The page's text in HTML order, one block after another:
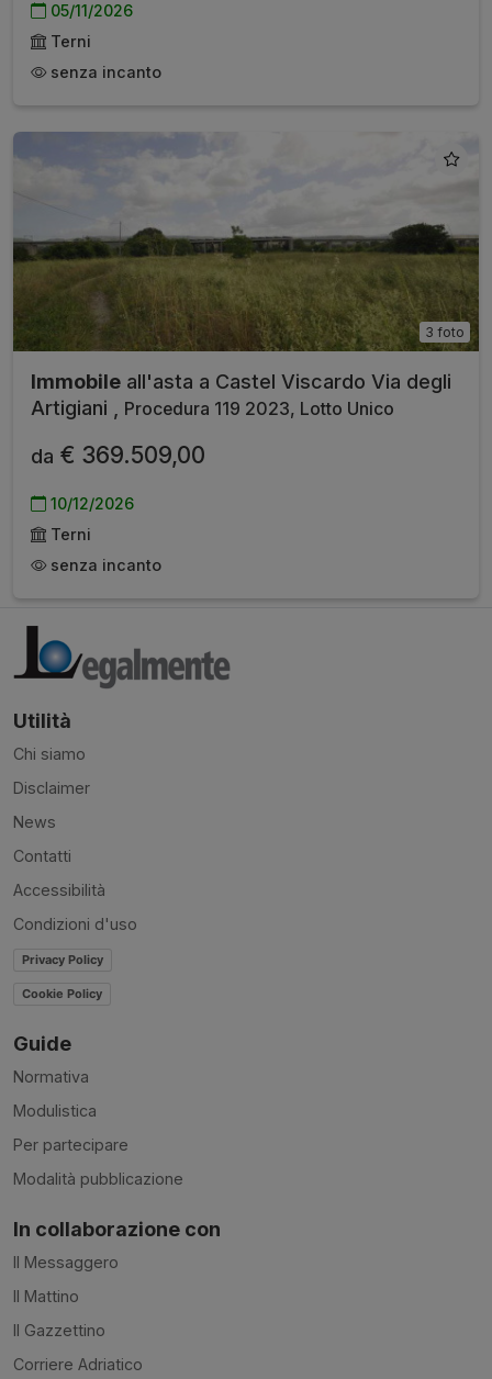
05/11/2026
Terni
senza incanto
3 foto
Immobile all'asta a Castel Viscardo Via degli
Artigiani ,
Procedura 119 2023, Lotto Unico
da € 369.509,00
10/12/2026
Terni
senza incanto
Utilità
Chi siamo
Disclaimer
News
Contatti
Accessibilità
Condizioni d'uso
Privacy Policy
Cookie Policy
Guide
Normativa
Modulistica
Per partecipare
Modalità pubblicazione
In collaborazione con
Il Messaggero
Il Mattino
Il Gazzettino
Corriere Adriatico